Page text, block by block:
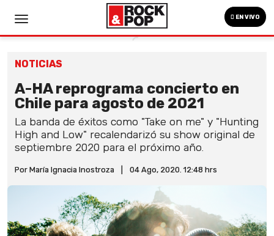
EN VIVO
NOTICIAS
A-HA reprograma concierto en
Chile para agosto de 2021
La banda de éxitos como "Take on me" y "Hunting
High and Low" recalendarizó su show original de
septiembre 2020 para el próximo año.
Por María Ignacia Inostroza 04 Ago, 2020. 12:48 hrs